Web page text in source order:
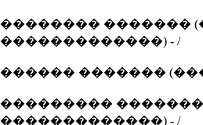
�������� �������
�������������) - /
������ �������
���������
�������������) - /